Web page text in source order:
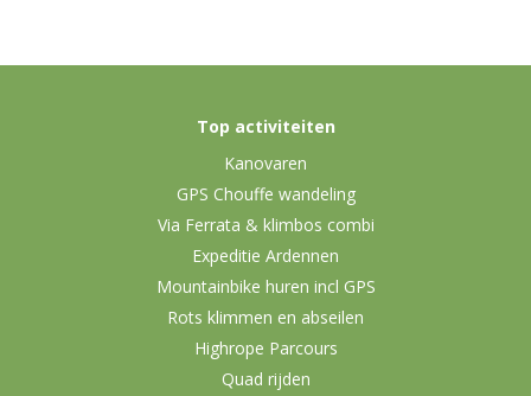
Top activiteiten
Kanovaren
GPS Chouffe wandeling
Via Ferrata & klimbos combi
Expeditie Ardennen
Mountainbike huren incl GPS
Rots klimmen en abseilen
Highrope Parcours
Quad rijden